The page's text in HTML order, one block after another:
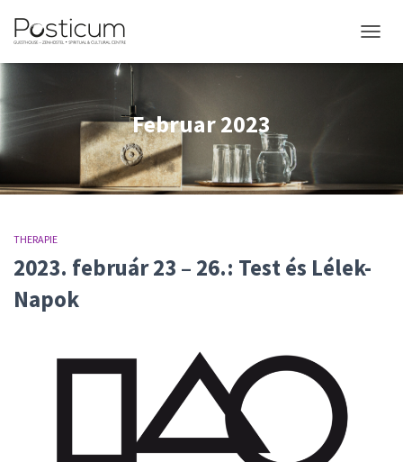
Februar 2023
THERAPIE
2023. február 23 – 26.: Test és Lélek-
Napok